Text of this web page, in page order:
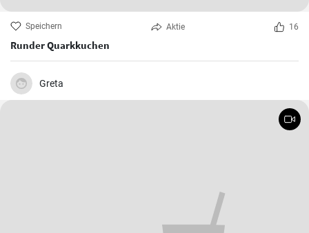
Speichern Aktie 16
Runder Quarkkuchen
Greta